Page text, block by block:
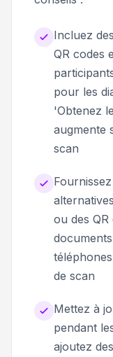
Incluez
QR codes
pour les
'Obtenez
augmente
scan
ou des
de scan
Mettez à
pendant
ajoutez